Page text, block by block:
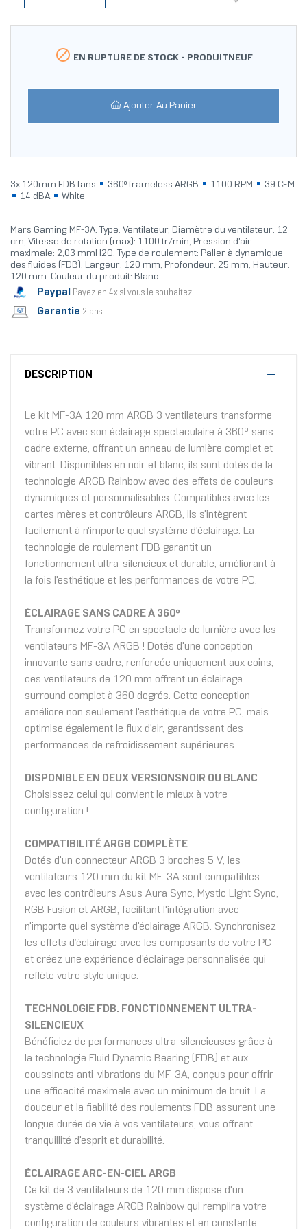
 EN RUPTURE DE STOCK - PRODUITNEUF
Ajouter Au Panier
3x 120mm FDB fans 360º frameless ARGB 1100 RPM
39 CFM
14 dBA
White
Mars Gaming MF-3A. Type: Ventilateur, Diamètre du ventilateur: 12
cm, Vitesse de rotation (max): 1100 tr/min, Pression d'air
maximale: 2,03 mmH2O, Type de roulement: Palier à dynamique
des fluides (FDB). Largeur: 120 mm, Profondeur: 25 mm, Hauteur:
120 mm. Couleur du produit: Blanc
Paypal Payez en 4x si vous le souhaitez
Garantie 2 ans
DESCRIPTION
Le kit MF-3A 120 mm ARGB 3 ventilateurs transforme
votre PC avec son éclairage spectaculaire à 360º sans
cadre externe, offrant un anneau de lumière complet et
vibrant. Disponibles en noir et blanc, ils sont dotés de la
technologie ARGB Rainbow avec des effets de couleurs
dynamiques et personnalisables. Compatibles avec les
cartes mères et contrôleurs ARGB, ils s'intègrent
facilement à n'importe quel système d'éclairage. La
technologie de roulement FDB garantit un
fonctionnement ultra-silencieux et durable, améliorant à
la fois l'esthétique et les performances de votre PC.
ÉCLAIRAGE SANS CADRE À 360º
Transformez votre PC en spectacle de lumière avec les
ventilateurs MF-3A ARGB ! Dotés d'une conception
innovante sans cadre, renforcée uniquement aux coins,
ces ventilateurs de 120 mm offrent un éclairage
surround complet à 360 degrés. Cette conception
améliore non seulement l'esthétique de votre PC, mais
optimise également le flux d'air, garantissant des
performances de refroidissement supérieures.
DISPONIBLE EN DEUX VERSIONS NOIR OU BLANC
Choisissez celui qui convient le mieux à votre
configuration !
COMPATIBILITÉ ARGB COMPLÈTE
Dotés d'un connecteur ARGB 3 broches 5 V, les
ventilateurs 120 mm du kit MF-3A sont compatibles
avec les contrôleurs Asus Aura Sync, Mystic Light Sync,
RGB Fusion et ARGB, facilitant l'intégration avec
n'importe quel système d'éclairage ARGB. Synchronisez
les effets d’éclairage avec les composants de votre PC
et créez une expérience d’éclairage personnalisée qui
reflète votre style unique.
TECHNOLOGIE FDB. FONCTIONNEMENT ULTRA-
SILENCIEUX
Bénéficiez de performances ultra-silencieuses grâce à
la technologie Fluid Dynamic Bearing (FDB) et aux
coussinets anti-vibrations du MF-3A, conçus pour offrir
une efficacité maximale avec un minimum de bruit. La
douceur et la fiabilité des roulements FDB assurent une
longue durée de vie à vos ventilateurs, vous offrant
tranquillité d'esprit et durabilité.
ÉCLAIRAGE ARC-EN-CIEL ARGB
Ce kit de 3 ventilateurs de 120 mm dispose d'un
système d'éclairage ARGB Rainbow qui remplira votre
configuration de couleurs vibrantes et en constante